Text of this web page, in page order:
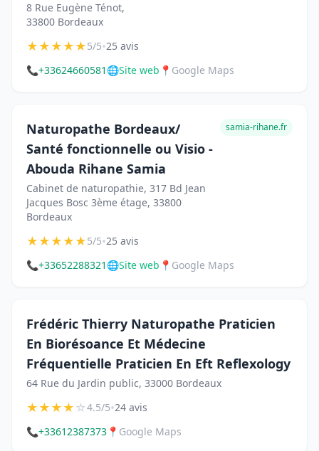
8 Rue Eugène Ténot,
33800 Bordeaux
★★★★★5/5•25 avis
📞+33624660581 🌐Site web 📍 Google Maps
Naturopathe Bordeaux/
Santé fonctionnelle ou Visio -
Abouda Rihane Samia
Cabinet de naturopathie, 317 Bd Jean
Jacques Bosc 3ème étage, 33800
Bordeaux
samia-rihane.fr
★★★★★5/5•25 avis
📞+33652288321 🌐Site web 📍 Google Maps
Frédéric Thierry Naturopathe Praticien
En Biorésoance Et Médecine
Fréquentielle Praticien En Eft Reflexology
64 Rue du Jardin public, 33000 Bordeaux
★★★★☆4.5/5•24 avis
📞+33612387373 📍 Google Maps